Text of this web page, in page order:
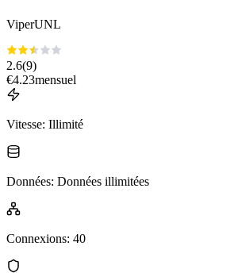
ViperUNL
2.6(9)
€4.23mensuel
Vitesse: Illimité
Données: Données illimitées
Connexions: 40